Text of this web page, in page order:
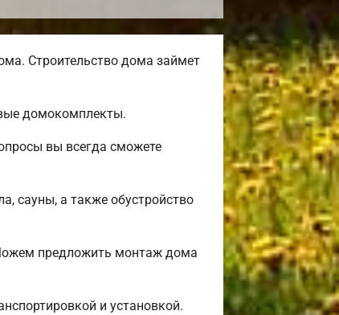
Строительство дома займет
домокомплекты.
вы всегда сможете
сауны, а также обустройство
предложить монтаж дома
и установкой.